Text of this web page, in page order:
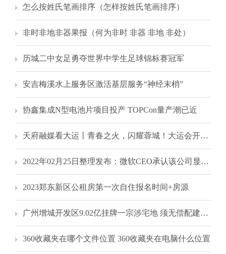
怎么按姓氏笔画排序（怎样按姓氏笔画排序）
非时非地非器果报（何为非时 非器 非地 非处）
历城二中女足勇夺世界中学生足球锦标赛冠军
安吉梅溪水上服务区激活基层服务“神经末梢”
协鑫集成N型电池片项目投产 TOPCon量产潮已近
天府融媒看大运丨青春之火，闪耀蓉城！大运会开幕式现场图集来了
2022年02月25日整理发布：微软CEO承认该公司显然错失了移动市场
2023郑东新区公租房第一次自住报名时间+房源
广州增城开发区9.02亿挂牌一宗涉宅地 须无偿配建8万平米科研用房
360收藏夹在哪个文件位置 360收藏夹在电脑什么位置